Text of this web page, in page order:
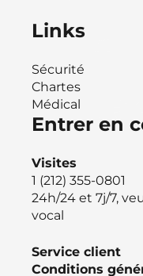
Links
Sécurité
Chartes
Médical
Entrer en
Visites
1 (212) 355-0801
24h/24 et 7j/7,
vocal
Service client
Conditions